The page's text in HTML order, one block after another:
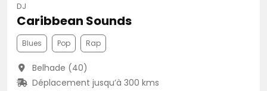
DJ
Caribbean Sounds
Blues Pop Rap
Belhade (40)
Déplacement jusqu’à 300 kms